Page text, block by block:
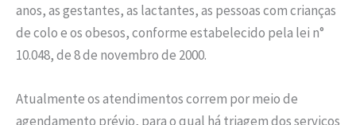
anos, as gestantes, as lactantes, as pessoas com crianças
de colo e os obesos, conforme estabelecido pela lei n°
10.048, de 8 de novembro de 2000.
Atualmente os atendimentos correm por meio de
agendamento prévio, para o qual há triagem dos serviços